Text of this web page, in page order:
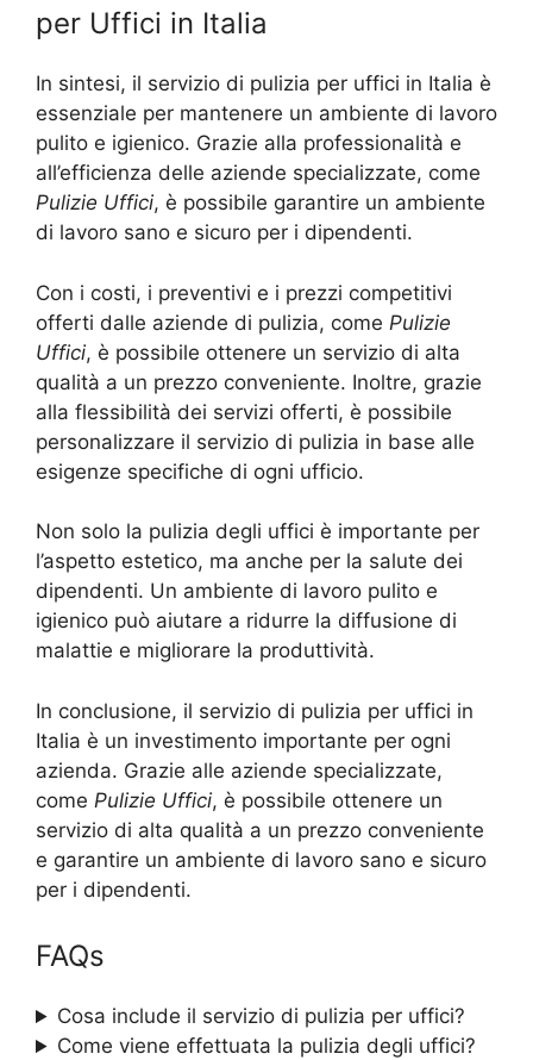
per Uffici in Italia
In sintesi, il servizio di pulizia per uffici in Italia è
essenziale per mantenere un ambiente di lavoro
pulito e igienico. Grazie alla professionalità e
all’efficienza delle aziende specializzate, come
Pulizie Uffici, è possibile garantire un ambiente
di lavoro sano e sicuro per i dipendenti.
Con i costi, i preventivi e i prezzi competitivi
offerti dalle aziende di pulizia, come Pulizie
Uffici, è possibile ottenere un servizio di alta
qualità a un prezzo conveniente. Inoltre, grazie
alla flessibilità dei servizi offerti, è possibile
personalizzare il servizio di pulizia in base alle
esigenze specifiche di ogni ufficio.
Non solo la pulizia degli uffici è importante per
l’aspetto estetico, ma anche per la salute dei
dipendenti. Un ambiente di lavoro pulito e
igienico può aiutare a ridurre la diffusione di
malattie e migliorare la produttività.
In conclusione, il servizio di pulizia per uffici in
Italia è un investimento importante per ogni
azienda. Grazie alle aziende specializzate,
come Pulizie Uffici, è possibile ottenere un
servizio di alta qualità a un prezzo conveniente
e garantire un ambiente di lavoro sano e sicuro
per i dipendenti.
FAQs
Cosa include il servizio di pulizia per uffici?
Come viene effettuata la pulizia degli uffici?